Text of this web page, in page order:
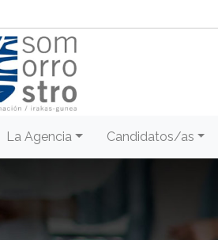
La Agencia Candidatos/as